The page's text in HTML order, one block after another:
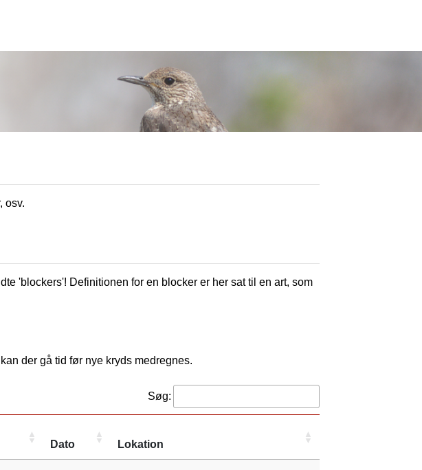
osv.
'blockers'! Definitionen for en blocker er her sat til en art, som
der gå tid før nye kryds medregnes.
Søg:
Dato Lokation